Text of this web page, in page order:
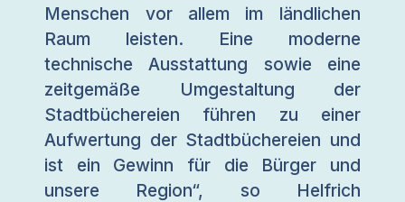
Menschen vor allem im ländlichen
Raum leisten. Eine moderne
technische Ausstattung sowie eine
zeitgemäße Umgestaltung der
Stadtbüchereien führen zu einer
Aufwertung der Stadtbüchereien und
ist ein Gewinn für die Bürger und
unsere Region“, so Helfrich